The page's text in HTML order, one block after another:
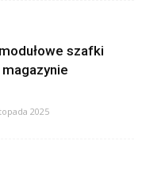
szafki
2025